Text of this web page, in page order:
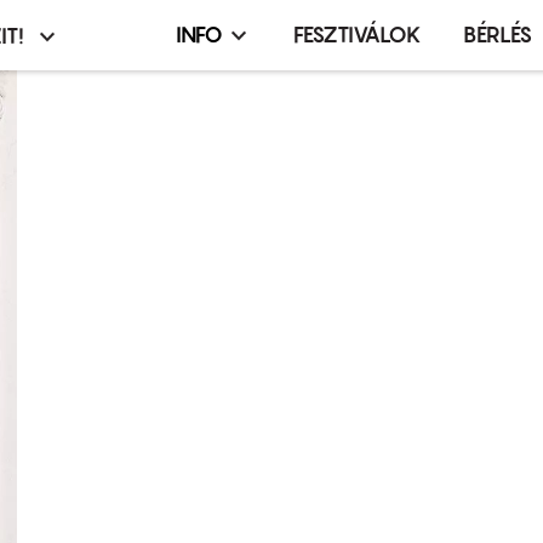
Infó,
INFO FESZTIVÁLOK BÉRLÉS